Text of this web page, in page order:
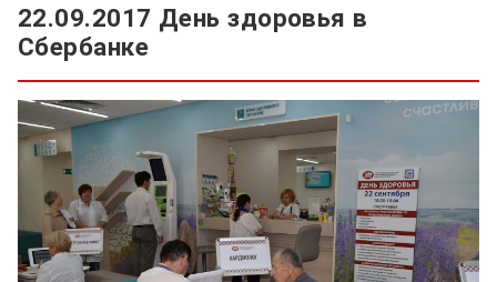
22.09.2017 День здоровья в
Сбербанке